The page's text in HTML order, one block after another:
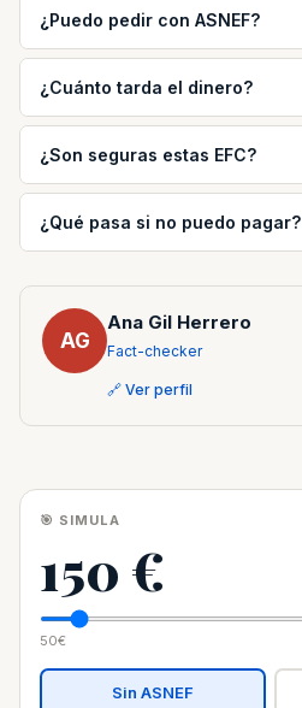
¿Puedo pedir con ASNEF?
¿Cuánto tarda el dinero?
¿Son seguras estas EFC?
¿Qué pasa si no puedo pagar?
AG
Ana Gil Herrero
Fact-checker
🔗 Ver perfil
🎯 SIMULA
150 €
50€
Sin ASNEF